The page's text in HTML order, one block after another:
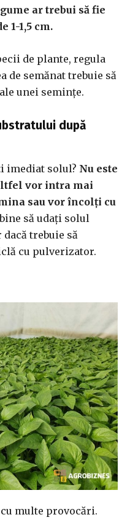
ar trebui să fie
1-1,5 cm.
de plante, regula
de semănat trebuie să
unei semințe.
după
imediat solul? Nu este
vor intra mai
sau vor încolți cu
să udați solul
trebuie să
cu pulverizator.
multe provocări.